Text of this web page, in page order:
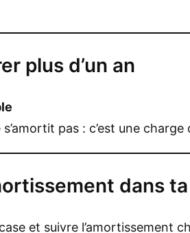
plus d’un an
pas : c’est une charge
dans
et suivre l’amortissement